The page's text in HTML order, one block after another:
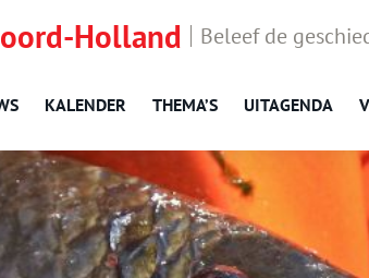
Holland Beleef de
KALENDER THEMA’S UITAGENDA